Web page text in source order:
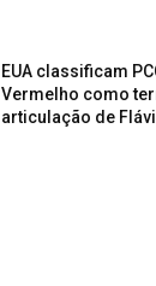
EUA classificam
Vermelho como
articulação de